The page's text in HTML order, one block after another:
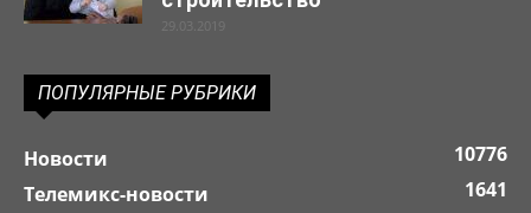
29.03.2019
ПОПУЛЯРНЫЕ РУБРИКИ
Новости
10776
Телемикс-новости
1641